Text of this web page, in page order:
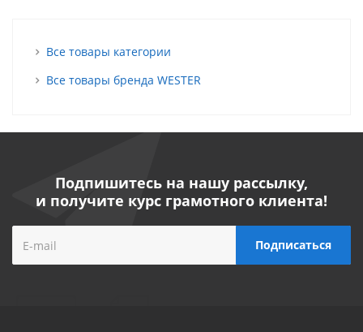
Все товары категории
Все товары бренда WESTER
Подпишитесь на нашу рассылку,
и получите курс грамотного клиента!